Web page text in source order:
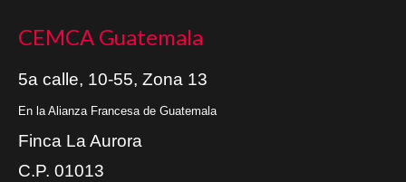
CEMCA Guatemala
5a calle, 10-55, Zona 13
En la Alianza Francesa de Guatemala
Finca La Aurora
C.P. 01013